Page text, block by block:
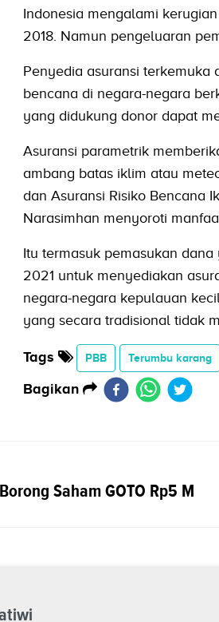
Indonesia mengalami
2018. Namun pengeluaran
Penyedia asuransi terkemuka
bencana di negara-negara
yang didukung donor dapat
Asuransi parametrik
ambang batas iklim atau
dan Asuransi Risiko Bencana
Narasimhan menyoroti
Itu termasuk pemasukan
2021 untuk menyediakan
negara-negara kepulauan
yang secara tradisional tidak
Tags PBB Terumbu karang
Bagikan
Saham GOTO Rp5 M